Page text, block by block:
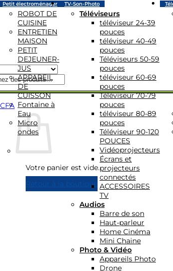
CFA
Votre panier est vide.
Retour à la boutique
Petit électroménager
ROBOT DE
CUISINE
ENTRETIEN
MAISON
PETIT
DEJEUNER-
JUS
APPAREIL
DE
CUISSON
Fontaine à
Eau
Micro
ondes
TV-Son-Photo
Téléviseurs
téléviseur 24-39
pouces
téléviseur 40-49
pouces
Téléviseurs 50-59
pouces
téléviseur 60-69
pouces
Téléviseur 70-79
pouces
téléviseur 80-89
pouces
Téléviseur 90-120
POUCES
Vidéoprojecteurs
Écrans et
projecteurs
connectés
ACCESSOIRES
TV
Audios
Barre de son
Haut-parleur
Home Cinéma
Mini Chaine
Photo & Vidéo
Appareils Photo
Drone